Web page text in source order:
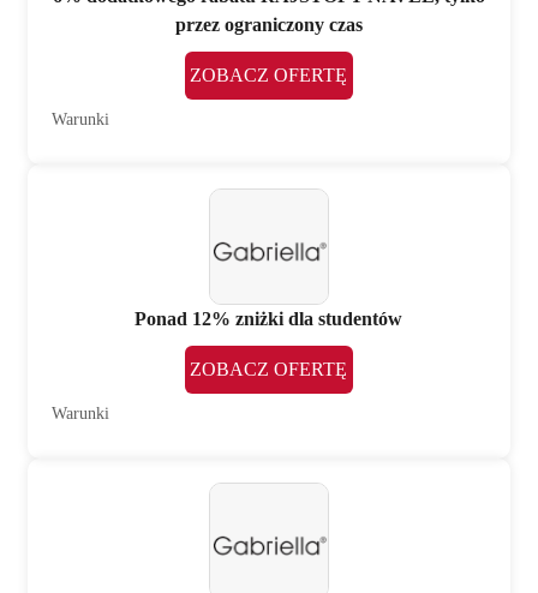
przez ograniczony czas
ZOBACZ OFERTĘ
Warunki
Ponad 12% zniżki dla studentów
ZOBACZ OFERTĘ
Warunki